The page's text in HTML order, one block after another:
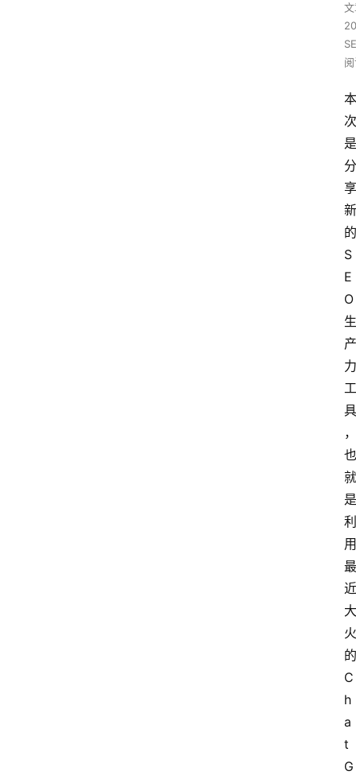
本
次
是
分
享
新
的
S
E
O
生
产
力
工
具
，
也
就
是
利
用
最
近
大
火
的
C
h
a
t
G